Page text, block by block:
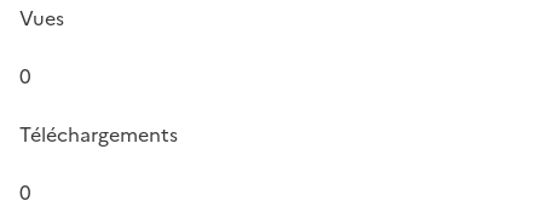
Vues
0
Téléchargements
0